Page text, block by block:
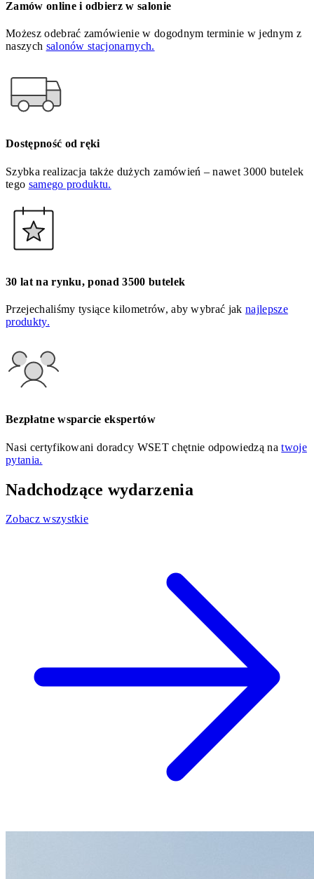
Zamów online i odbierz w salonie
Możesz odebrać zamówienie w dogodnym terminie w jednym z
naszych salonów stacjonarnych.
Dostępność od ręki
Szybka realizacja także dużych zamówień – nawet 3000 butelek
tego samego produktu.
30 lat na rynku, ponad 3500 butelek
Przejechaliśmy tysiące kilometrów, aby wybrać jaknajlepsze
produkty.
Bezpłatne wsparcie ekspertów
Nasi certyfikowani doradcy WSET chętnie odpowiedzą natwoje
pytania.
Nadchodzące wydarzenia
Zobacz wszystkie